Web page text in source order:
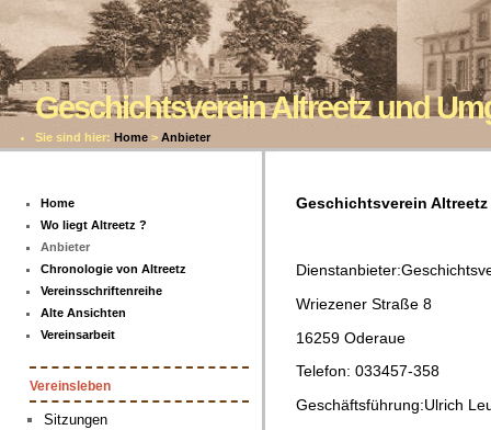
Geschichtsverein Altreetz und
Sie sind hier: Home > Anbieter
Home
Wo liegt Altreetz ?
Anbieter
Chronologie von Altreetz
Vereinsschriftenreihe
Alte Ansichten
Vereinsarbeit
Vereinsleben
Sitzungen
Geschichtsverein
Wriezener Straße 8
16259 Oderaue
Telefon: 033457-358
Geschäftsführung:Ulrich